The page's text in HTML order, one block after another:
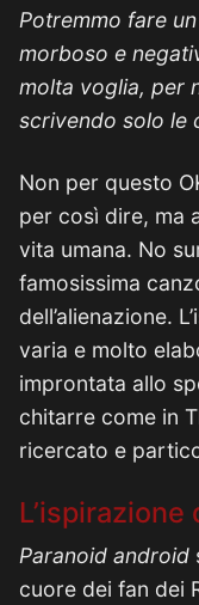
Potremmo fare
morboso e
molta voglia, per
scrivendo solo le
Non per questo
per così dire, ma
vita umana. No
famosissima
dell’alienazione.
varia e molto
improntata allo
chitarre come in
ricercato e
Paranoid android
cuore dei fan dei